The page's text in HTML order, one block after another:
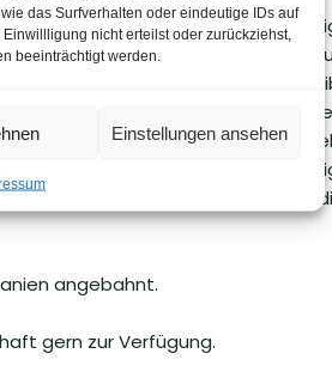
das Surfverhalten oder eindeutige IDs auf
nicht erteilst oder zurückziehst,
beeinträchtigt werden.
Einstellungen ansehen
kommunikativen
Gespräche zu
Lesen, Sprechen,
und vielfältiger Methoden
geschaffen.
und motivierend. Das
interaktive Übungen, auf die
angebahnt.
gern zur Verfügung.